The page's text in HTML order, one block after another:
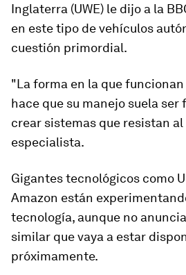
Inglaterra (UWE) le dijo a la
en este tipo de vehículos
cuestión primordial.
"La forma en la que
hace que su manejo suela
crear sistemas que resistan
especialista.
Gigantes tecnológicos como
Amazon están
tecnología, aunque no
similar que vaya a estar
próximamente.